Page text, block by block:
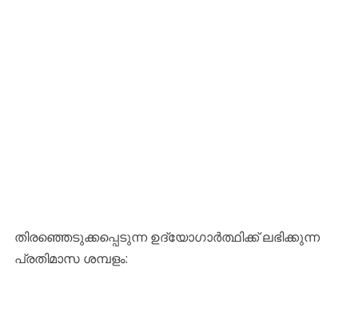
​തിരഞ്ഞെടുക്കപ്പെടുന്ന ഉദ്യോഗാർത്ഥിക്ക് ലഭിക്കുന്ന
പ്രതിമാസ ശമ്പളം: